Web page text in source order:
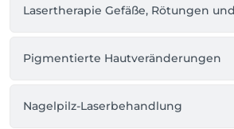
Lasertherapie Gefäße, Rötungen
Pigmentierte Hautveränderungen
Nagelpilz-Laserbehandlung